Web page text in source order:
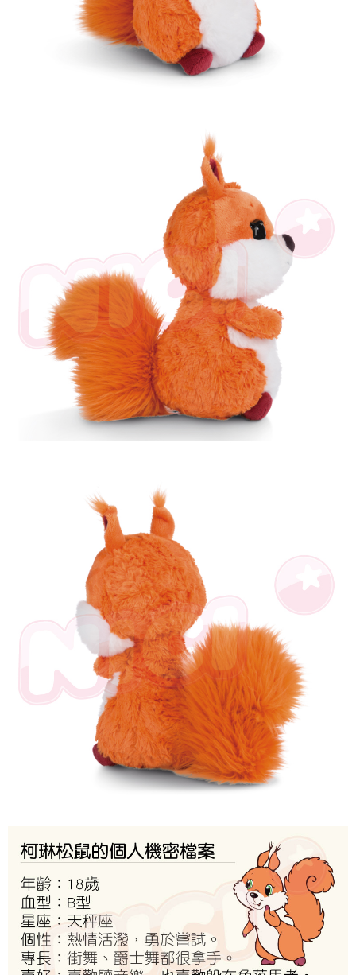
５．嚴禁一人註冊多個帳號或使用他人資訊註冊。若發現惡意使用之情形，
恩沛科技股份有限公司將有權停止該用戶之使用額度並採取法律行動。